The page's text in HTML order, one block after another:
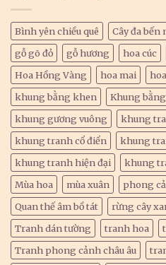
Bình yên chiều quê Cây đa bến
gỗ gõ đỏ
gỗ hương hoa cúc
Hoa Hồng Vàng
hoa mai
khung bằng khen
Khung
khung gương vuông
khung
khung tranh cổ điển
khung
khung tranh hiện đại
khung
Mùa hoa
mùa xuân phong
Quan thế âm bồ tát
rừng cây
Tranh dán tường
tranh hoa
Tranh phong cảnh châu âu